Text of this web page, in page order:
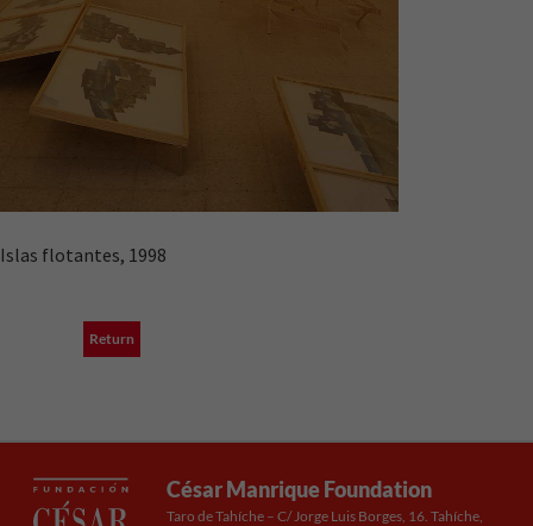
Islas flotantes, 1998
Return
César Manrique Foundation
Taro de Tahíche – C/ Jorge Luis Borges, 16. Tahíche,